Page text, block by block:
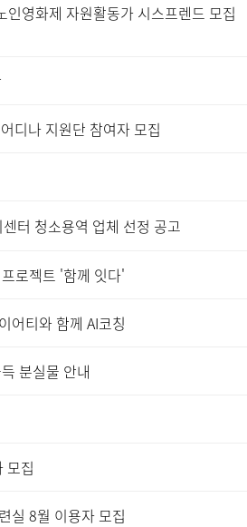
영화제 자원활동가 시스프렌드 모집
디나 지원단 참여자 모집
터 청소용역 업체 선정 공고
로젝트 '함께 잇다'
어티와 함께 AI코칭
분실물 안내
모집
실 8월 이용자 모집